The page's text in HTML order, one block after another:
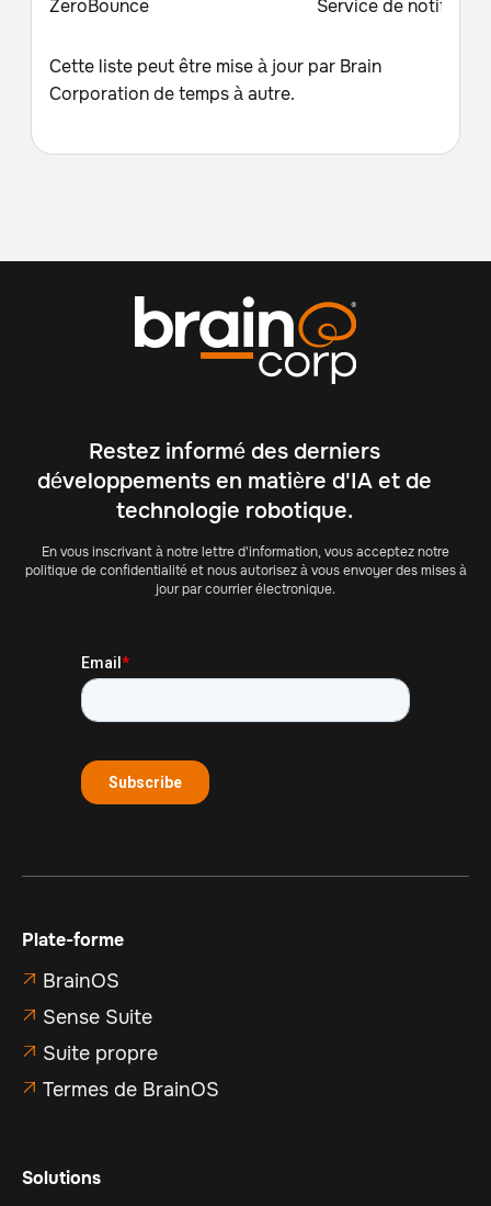
ZeroBounce Service de
Cette liste peut être mise à jour par Brain
Corporation de temps à autre.
Restez informé des derniers
développements en matière d'IA et de
technologie robotique.
En vous inscrivant à notre lettre d'information, vous acceptez notre
politique de confidentialité et nous autorisez à vous envoyer des mises à
jour par courrier électronique.
Plate-forme
 BrainOS
 Sense Suite
 Suite propre
 Termes de BrainOS
Solutions